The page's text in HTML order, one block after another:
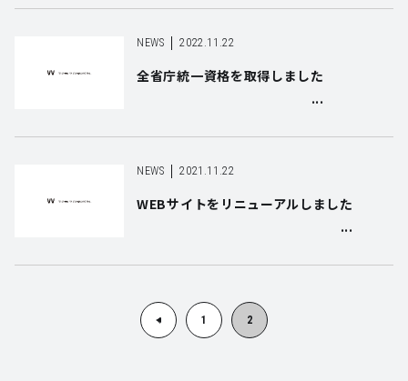
NEWS 2022.11.22
全省庁統一資格を取得しました
NEWS 2021.11.22
WEBサイトをリニューアルしました
1 2